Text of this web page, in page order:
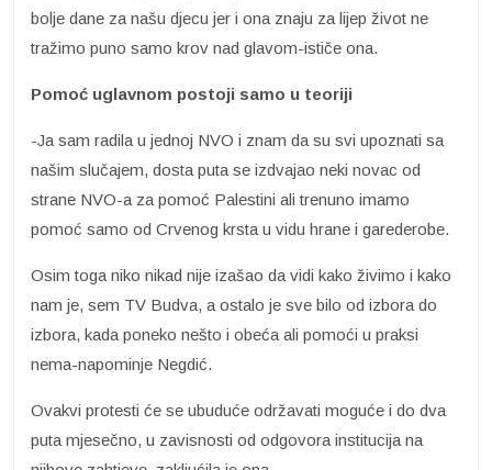
bolje dane za našu djecu jer i ona znaju za lijep život ne
tražimo puno samo krov nad glavom-ističe ona.
Pomoć uglavnom postoji samo u teoriji
-Ja sam radila u jednoj NVO i znam da su svi upoznati sa
našim slučajem, dosta puta se izdvajao neki novac od
strane NVO-a za pomoć Palestini ali trenuno imamo
pomoć samo od Crvenog krsta u vidu hrane i garederobe.
Osim toga niko nikad nije izašao da vidi kako živimo i kako
nam je, sem TV Budva, a ostalo je sve bilo od izbora do
izbora, kada poneko nešto i obeća ali pomoći u praksi
nema-napominje Negdić.
Ovakvi protesti će se ubuduće održavati moguće i do dva
puta mjesečno, u zavisnosti od odgovora institucija na